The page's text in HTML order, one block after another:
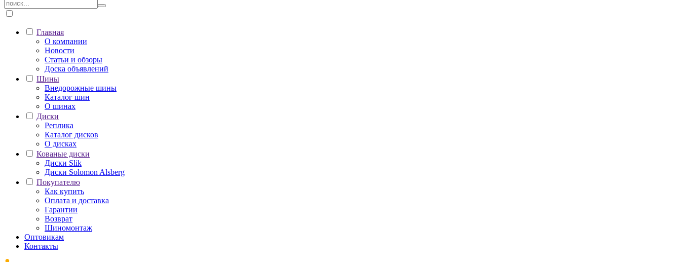
Главная
О компании
Новости
Статьи и обзоры
Доска объявлений
Шины
Внедорожные шины
Каталог шин
О шинах
Диски
Реплика
Каталог дисков
О дисках
Кованые диски
Диски Slik
Диски Solomon Alsberg
Покупателю
Как купить
Оплата и доставка
Гарантии
Возврат
Шиномонтаж
Оптовикам
Контакты